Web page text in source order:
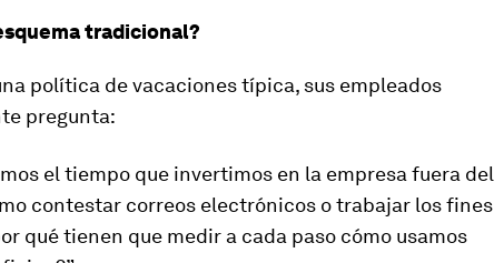
tradicional?
política de vacaciones típica, sus empleados
pregunta:
el tiempo que invertimos en la empresa fuera del
contestar correos electrónicos o trabajar los fines
qué tienen que medir a cada paso cómo usamos